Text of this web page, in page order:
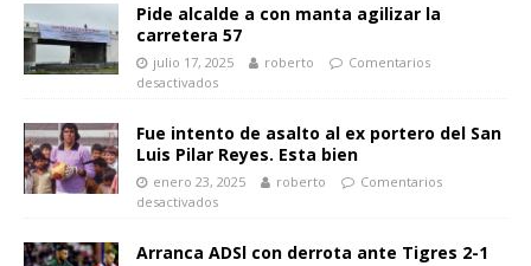
Pide alcalde a con manta agilizar la
carretera 57
julio 17, 2025 roberto
Comentarios
desactivados
Fue intento de asalto al ex portero del San
Luis Pilar Reyes. Esta bien
enero 23, 2025 roberto
Comentarios
desactivados
Arranca ADSl con derrota ante Tigres 2-1